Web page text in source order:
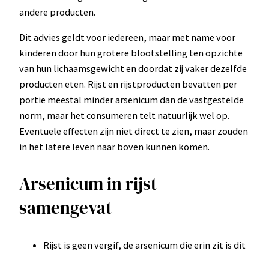
andere producten.
Dit advies geldt voor iedereen, maar met name voor
kinderen door hun grotere blootstelling ten opzichte
van hun lichaamsgewicht en doordat zij vaker dezelfde
producten eten. Rijst en rijstproducten bevatten per
portie meestal minder arsenicum dan de vastgestelde
norm, maar het consumeren telt natuurlijk wel op.
Eventuele effecten zijn niet direct te zien, maar zouden
in het latere leven naar boven kunnen komen.
Arsenicum in rijst
samengevat
Rijst is geen vergif, de arsenicum die erin zit is dit